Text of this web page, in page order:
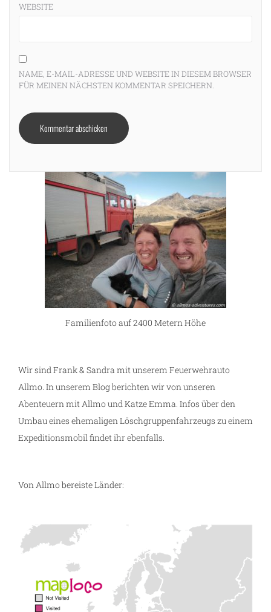
WEBSITE
NAME, E-MAIL-ADRESSE UND WEBSITE IN DIESEM BROWSER
FÜR MEINEN NÄCHSTEN KOMMENTAR SPEICHERN.
Familienfoto auf 2400 Metern Höhe
Wir sind Frank & Sandra mit unserem Feuerwehrauto
Allmo. In unserem Blog berichten wir von unseren
Abenteuern mit Allmo und Katze Emma. Infos über den
Umbau eines ehemaligen Löschgruppenfahrzeugs zu einem
Expeditionsmobil findet ihr ebenfalls.
Von Allmo bereiste Länder: